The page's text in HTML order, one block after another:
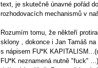
text, je skutečně únavné pořád
rozhodovacích mechanismů v
Rozumím tomu, že někteří
sklony , dokonce i Jan Tamáš
s nápisem FU*K
FU*K neznamená nutně "fuck"